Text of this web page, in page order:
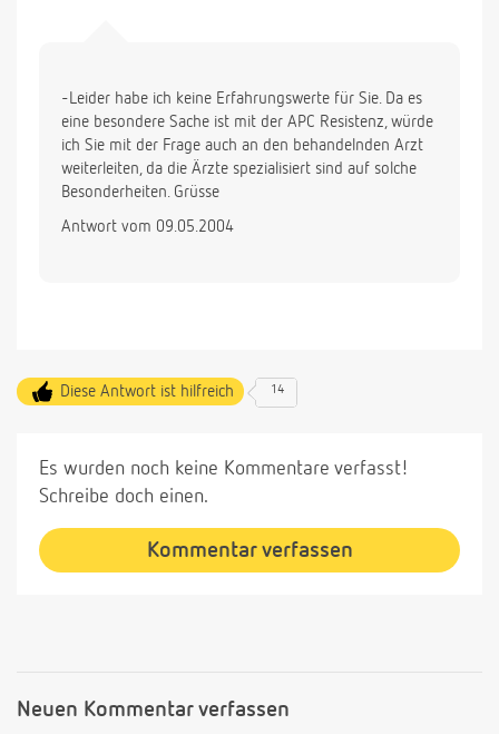
-Leider habe ich keine Erfahrungswerte für Sie. Da es
eine besondere Sache ist mit der APC Resistenz, würde
ich Sie mit der Frage auch an den behandelnden Arzt
weiterleiten, da die Ärzte spezialisiert sind auf solche
Besonderheiten. Grüsse
Antwort vom 09.05.2004
Diese Antwort ist hilfreich 14
Es wurden noch keine Kommentare verfasst!
Schreibe doch einen.
Kommentar verfassen
Neuen Kommentar verfassen